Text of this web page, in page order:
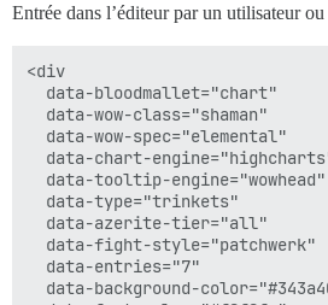
Entrée dans l’éditeur par un utilisateur
<div
  data-bloodmallet="chart"
  data-wow-class="shaman"
  data-wow-spec="elemental"
data-chart-
  data-tooltip-engine="wowhead"
  data-type="trinkets"
  data-azerite-tier="all"
  data-fight-style="patchwerk"
  data-entries="7"
data-background-